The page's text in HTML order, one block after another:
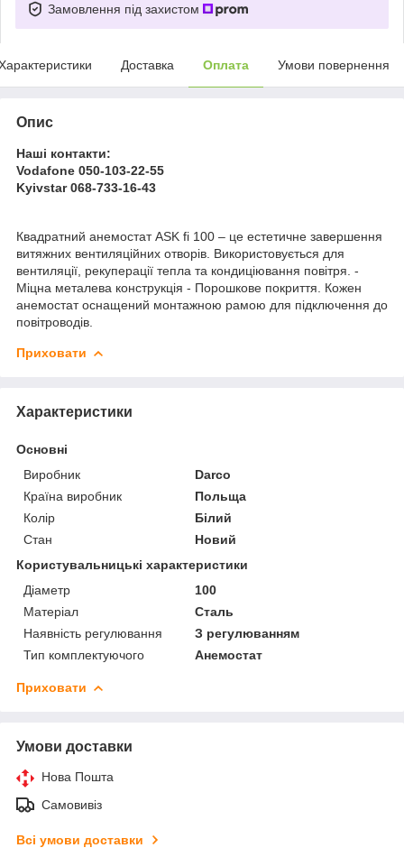
Замовлення під захистом
Доставка Оплата Умови повернення
Опис
Наші контакти:
Vodafone 050-103-22-55
Kyivstar 068-733-16-43
Квадратний анемостат ASK fi 100 – це естетичне завершення
витяжних вентиляційних отворів. Використовується для
вентиляції, рекуперації тепла та кондиціювання повітря. -
Міцна металева конструкція - Порошкове покриття. Кожен
анемостат оснащений монтажною рамою для підключення до
повітроводів.
Приховати
Характеристики
Основні
Виробник
Darco
Країна виробник
Польща
Колір
Білий
Стан
Новий
Користувальницькі характеристики
Діаметр
100
Матеріал
Сталь
Наявність регулювання
З регулюванням
Тип комплектуючого
Анемостат
Приховати
Умови доставки
Нова Пошта
Самовивіз
Всі умови доставки